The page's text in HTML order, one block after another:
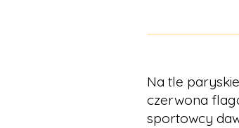
Na tle
czerwona
sportowcy